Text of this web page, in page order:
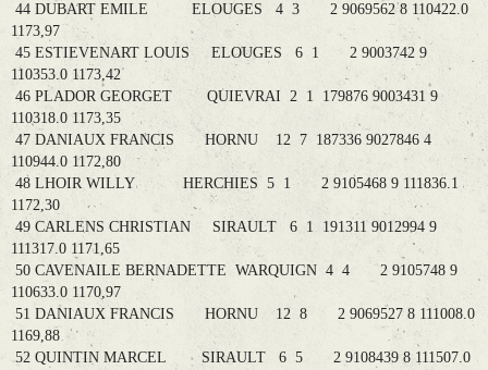
44 DUBART EMILE ELOUGES 4 3 2 9069562 8 110422.0
1173,97
45 ESTIEVENART LOUIS ELOUGES 6 1 2 9003742 9
110353.0 1173,42
46 PLADOR GEORGET QUIEVRAI 2 1 179876 9003431 9
110318.0 1173,35
47 DANIAUX FRANCIS HORNU 12 7 187336 9027846 4
110944.0 1172,80
48 LHOIR WILLY HERCHIES 5 1 2 9105468 9 111836.1
1172,30
49 CARLENS CHRISTIAN SIRAULT 6 1 191311 9012994 9
111317.0 1171,65
50 CAVENAILE BERNADETTE WARQUIGN 4 4 2 9105748 9
110633.0 1170,97
51 DANIAUX FRANCIS HORNU 12 8 2 9069527 8 111008.0
1169,88
52 QUINTIN MARCEL SIRAULT 6 5 2 9108439 8 111507.0